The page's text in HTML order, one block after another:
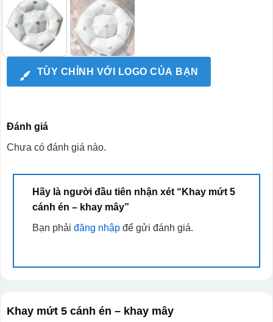
TÙY CHỈNH VỚI LOGO CỦA BẠN
Đánh giá
Chưa có đánh giá nào.
Hãy là người đầu tiên nhận xét “Khay mứt 5
cánh én – khay mây”
Bạn phải đăng nhậpđể gửi đánh giá.
Khay mứt 5 cánh én – khay mây